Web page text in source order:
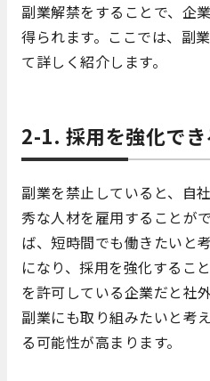
副業解禁をすることで、企
得られます。ここでは、副
て詳しく紹介します。
2-1. 採用を強化でき
副業を禁止していると、自
秀な人材を雇用することが
ば、短時間でも働きたいと
になり、採用を強化するこ
を許可している企業だと社
副業にも取り組みたいと考
る可能性が高まります。